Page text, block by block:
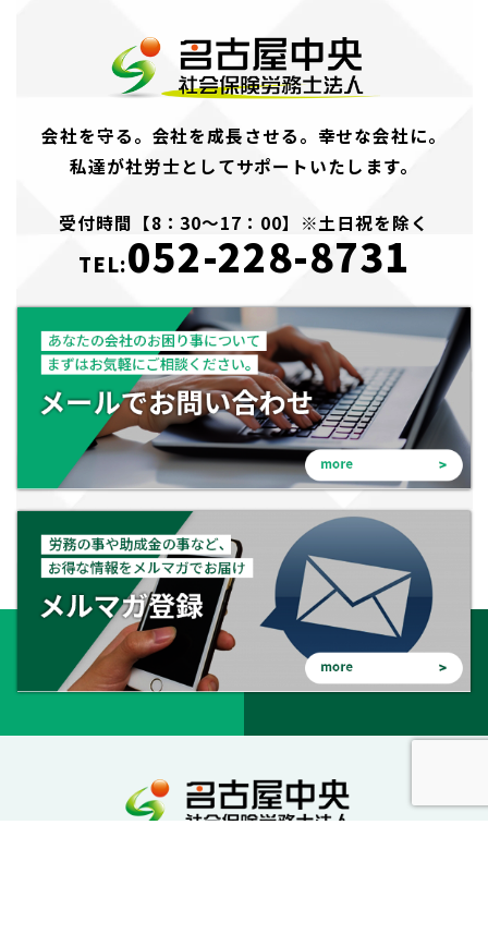
会社を守る。会社を成長させる。幸せな会社に。
私達が社労士としてサポートいたします。
受付時間【8：30～17：00】※土日祝を除く
TEL:052-228-8731